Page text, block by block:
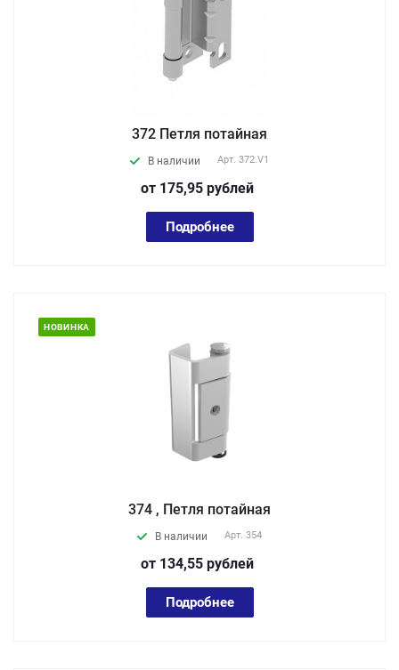
372 Петля потайная
В наличии Арт. 372.V1
от 175,95 рублей
Подробнее
НОВИНКА
374 , Петля потайная
В наличии Арт. 354
от 134,55 рублей
Подробнее